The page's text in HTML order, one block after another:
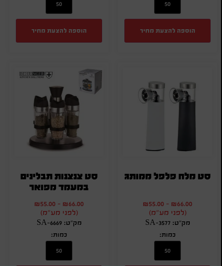
הוספה להצעת מחיר הוספה להצעת מחיר
סט מלח פלפל ממותג
₪66.00
-
₪55.00
(לפני מע"מ)
מק"ט: SA-3577
כמות:
סט צנצנות תבלינים
במעמד מפואר
₪66.00
-
₪55.00
(לפני מע"מ)
מק"ט: SA-6669
כמות: